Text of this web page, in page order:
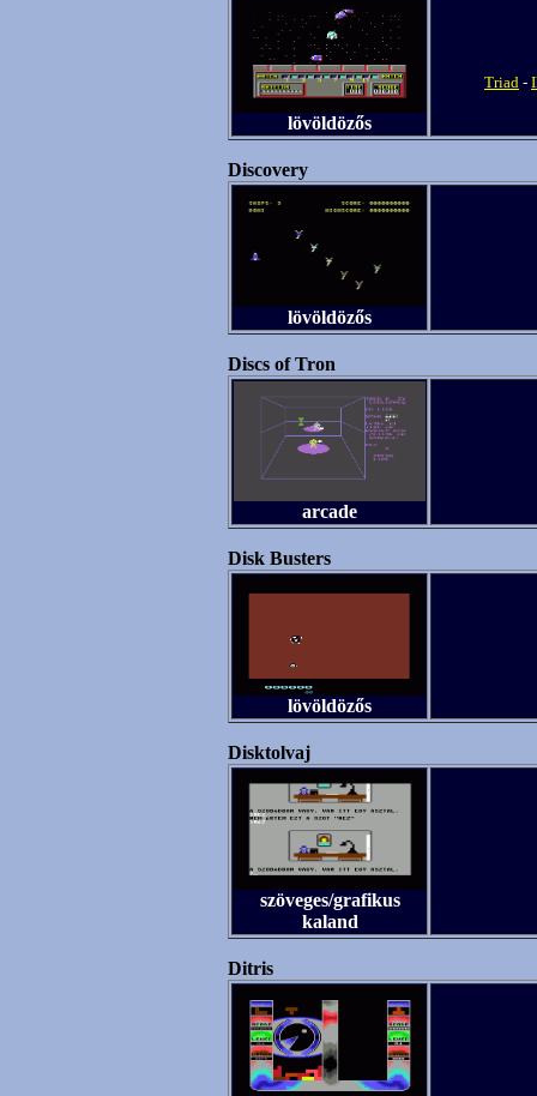
lövöldözős
Triad -
Discovery
lövöldözős
Discs of Tron
arcade
Disk Busters
lövöldözős
Disktolvaj
szöveges/grafikus
kaland
Ditris